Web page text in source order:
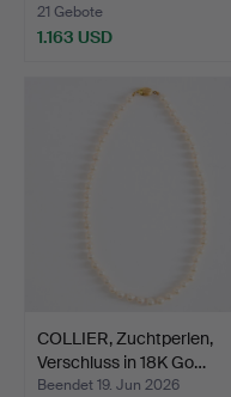
21 Gebote
1.163 USD
COLLIER, Zuchtperlen,
Verschluss in 18K Go…
Beendet 19. Jun 2026